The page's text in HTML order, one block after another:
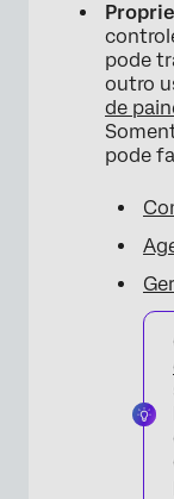
pode
outro
de
pode